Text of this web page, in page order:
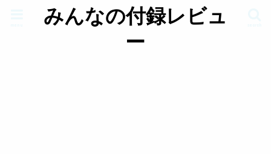
みんなの付録レビュ
ー